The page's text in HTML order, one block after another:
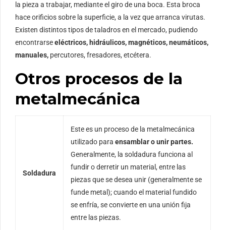
la pieza a trabajar, mediante el giro de una boca. Esta broca
hace orificios sobre la superficie, a la vez que arranca virutas.
Existen distintos tipos de taladros en el mercado, pudiendo
encontrarseeléctricos, hidráulicos, magnéticos, neumáticos,
manuales, percutores, fresadores, etcétera.
Otros procesos de la
metalmecánica
Soldadura
Este es un proceso de la metalmecánica
utilizado para ensamblar o unir partes.
Generalmente, la soldadura funciona al
fundir o derretir un material, entre las
piezas que se desea unir (generalmente se
funde metal); cuando el material fundido
se enfría, se convierte en una unión fija
entre las piezas.